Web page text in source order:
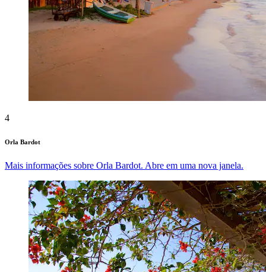
4
Orla Bardot
Mais informações sobre Orla Bardot. Abre em uma nova janela.